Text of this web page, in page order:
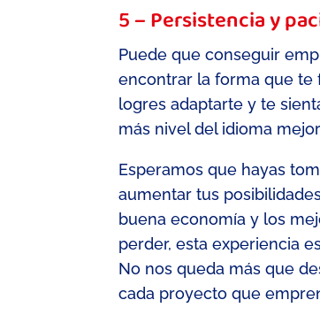
5 – Persistencia y
Puede que conseguir
encontrar la forma que te
logres adaptarte y te
más nivel del idioma
Esperamos que hayas
aumentar tus
buena economía y los
perder, esta experiencia
No nos queda más que
cada proyecto que